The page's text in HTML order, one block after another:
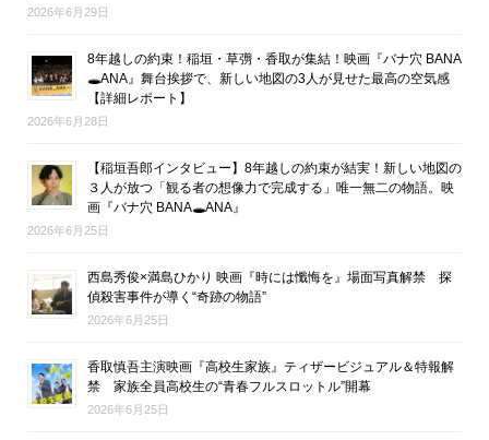
2026年6月29日
8年越しの約束！稲垣・草彅・香取が集結！映画『バナ穴 BANA
🕳ANA』舞台挨拶で、新しい地図の3人が見せた最高の空気感
【詳細レポート】
2026年6月28日
【稲垣吾郎インタビュー】8年越しの約束が結実！新しい地図の
３人が放つ「観る者の想像力で完成する」唯一無二の物語。映
画『バナ穴 BANA🕳ANA』
2026年6月25日
西島秀俊×満島ひかり 映画『時には懺悔を』場面写真解禁 探
偵殺害事件が導く“奇跡の物語”
2026年6月25日
香取慎吾主演映画『高校生家族』ティザービジュアル＆特報解
禁 家族全員高校生の“青春フルスロットル”開幕
2026年6月25日